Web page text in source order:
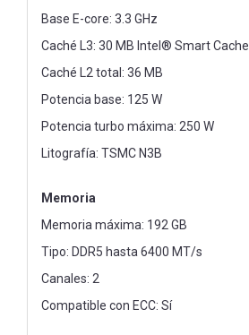
Base E-core: 3.3 GHz
Caché L3: 30 MB Intel® Smart Cache
Caché L2 total: 36 MB
Potencia base: 125 W
Potencia turbo máxima: 250 W
Litografía: TSMC N3B
Memoria
Memoria máxima: 192 GB
Tipo: DDR5 hasta 6400 MT/s
Canales: 2
Compatible con ECC: Sí